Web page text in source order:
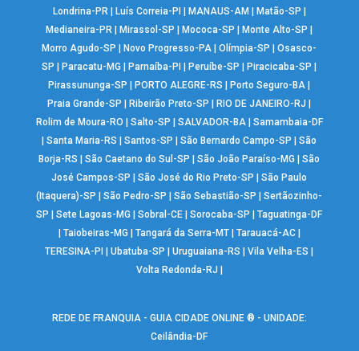
Londrina-PR| Luís Correia-PI MANAUS-AM Matão-SP
Medianeira-PR
Mirassol-SP Mococa-SP Monte Alto-SP
Morro Agudo-SP
Novo Progresso-PA |Olímpia-SP |Osasco-
SP
Paracatu-MG Parnaíba-PI Peruíbe-SP Piracicaba-SP
Pirassununga-SP
PORTO ALEGRE-RS Porto Seguro-BA
Praia Grande-SP
Ribeirão Preto-SP RIO DE JANEIRO-RJ
Rolim de Moura-RO
Salto-SP SALVADOR-BA| Samambaia-DF
|Santa Maria-RS |Santos-SP |São Bernardo Campo-SP |São
Borja-RS
|São Caetano do Sul-SP |São João Paraíso-MG |São
José Campos-SP
|São José do Rio Preto-SP |São Paulo
(Itaquera)-SP
|São Pedro-SP |São Sebastião-SP |Sertãozinho-
SP
|Sete Lagoas-MG |Sobral-CE |Sorocaba-SP |Taguatinga-DF
Taiobeiras-MG Tangará da Serra-MT| Tarauacá-AC|
TERESINA-PI
|Ubatuba-SP |Uruguaiana-RS |Vila Velha-ES
Volta Redonda-RJ
REDE DE FRANQUIA - GUIA CIDADE ONLINE ® - UNIDADE:
Ceilândia-DF